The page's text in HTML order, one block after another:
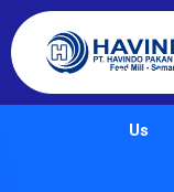
Home About
Us